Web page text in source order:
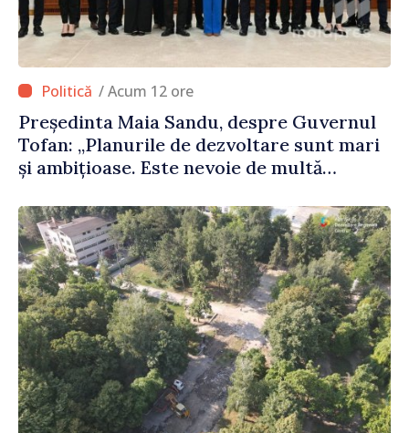
/ Acum 12 ore
Președinta Maia Sandu, despre Guvernul
Tofan: „Planurile de dezvoltare sunt mari
și ambițioase. Este nevoie de multă